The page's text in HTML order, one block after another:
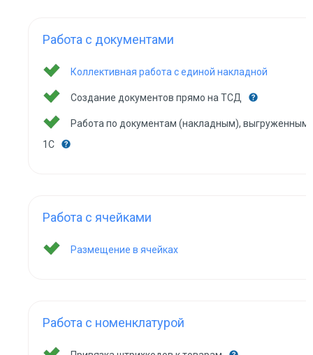
Работа с документами
Коллективная работа с единой накладной
Создание документов прямо на ТСД
Работа по документам (накладным), выгруженным
1С
Работа с ячейками
Размещение в ячейках
Работа с номенклатурой